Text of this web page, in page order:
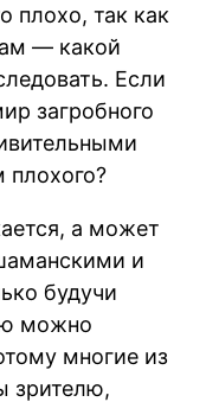
плохо, так как
— какой
Если
загробного
плохого?
а может
и
будучи
можно
многие из
зрителю,